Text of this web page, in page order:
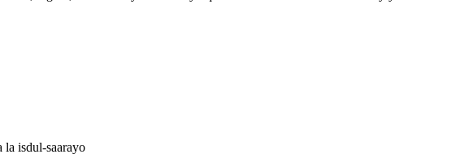
la isdul-saarayo